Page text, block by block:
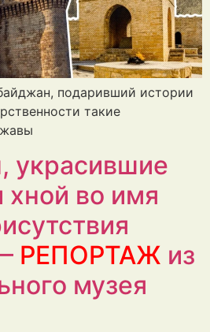
подаривший истории
такие
украсившие
хной во имя
РЕПОРТАЖ из
музея